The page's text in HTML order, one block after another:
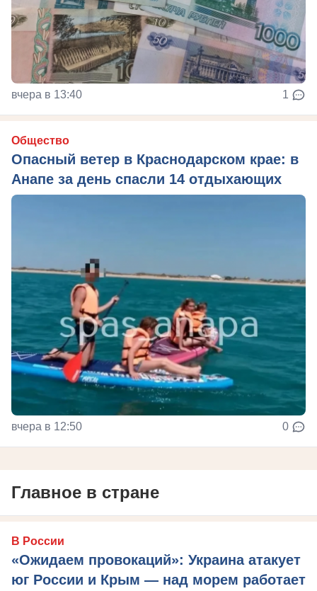
вчера в 13:40 1
Общество
Опасный ветер в Краснодарском крае: в
Анапе за день спасли 14 отдыхающих
вчера в 12:50 0
Главное в стране
В России
«Ожидаем провокаций»: Украина атакует
юг России и Крым — над морем работает